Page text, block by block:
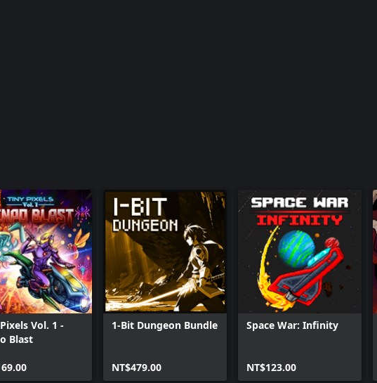
Vol. 1 -
Blast
1-Bit Dungeon Bundle
NT$479.00
Space War: Infinity
NT$123.00